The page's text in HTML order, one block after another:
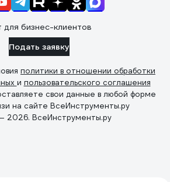
для бизнес-клиентов
Подать заявку
политики в отношении обработки
и пользовательского соглашения
свои данные в любой форме
на сайте ВсеИнструменты.ру
2026. ВсеИнструменты.ру